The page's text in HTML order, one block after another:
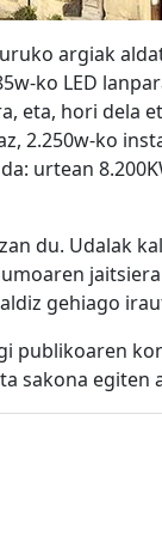
argiak
ko LED
eta, hori dela
2.250w-ko
urtean
du. Udalak
gehiago
publikoaren
sakona egiten